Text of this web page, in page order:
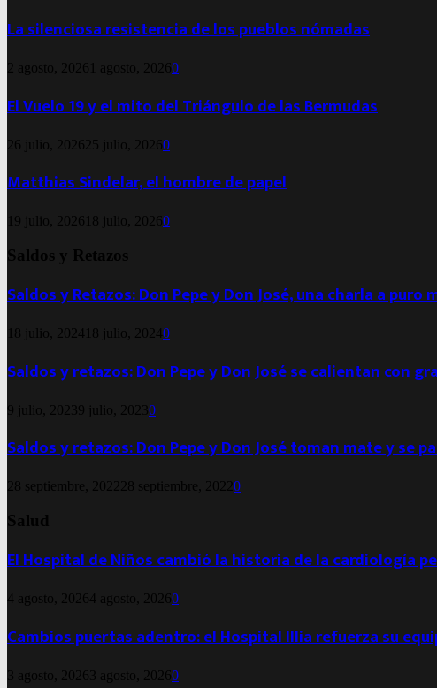
La silenciosa resistencia de los pueblos nómadas
2 agosto, 2026 1 agosto, 20260
El Vuelo 19 y el mito del Triángulo de las Bermudas
26 julio, 2026 25 julio, 20260
Matthias Sindelar, el hombre de papel
19 julio, 2026 18 julio, 20260
Saldos y Retazos
Saldos y Retazos: Don Pepe y Don José, una charla a
18 julio, 2024 18 julio, 20240
Saldos y retazos: Don Pepe y Don José se calientan con
9 julio, 20239 julio, 20230
Saldos y retazos: Don Pepe y Don José toman mate y se
28 septiembre, 2022 28 septiembre, 2022 0
Salud
El Hospital de Niños cambió la historia de la cardiología
4 agosto, 20264 agosto, 20260
Cambios puertas adentro: el Hospital Illia refuerza su
3 agosto, 2026 3 agosto, 20260